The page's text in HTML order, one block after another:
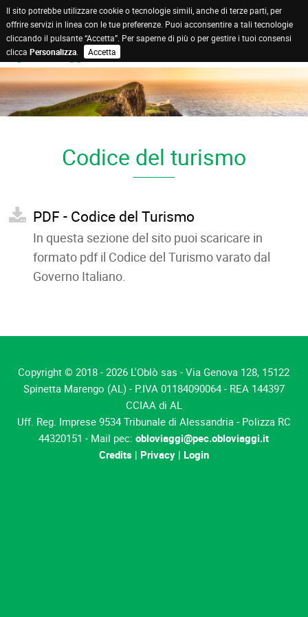
Codice del turismo
PDF - Codice del Turismo
In questa sezione del sito puoi scaricare in
formato pdf il Codice del Turismo varato dal
Governo Italiano.
Copyright © 2018 - 2026 L'Oblò sas - Via Genova 128, 15122
Spinetta Marengo (AL) - P.IVA 01184090064 - REA 144397
CCIAA di AL
Uff. Reg. Imprese 9534 Tribunale di Alessandria - Polizza RC
44320151 - Mail pec:obloviaggi@pec.obloviaggi.it
Credits | Privacy| Login
Il sito potrebbe utilizzare cookie o tecnologie simili, anche di terze parti, per
offrire servizi in linea con le tue preferenze. Puoi acconsentire a tali tecnologie
cliccando il pulsante “Accetta”. Per saperne di più o per gestire i tuoi consensi
clicca Personalizza. Accetta